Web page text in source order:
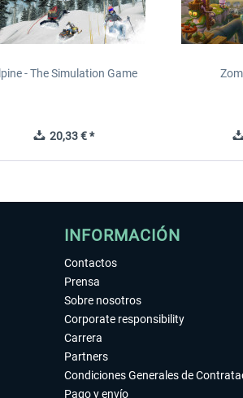
- The Simulation Game
20,33 € *
INFORMACIÓN
Contactos
Prensa
Sobre nosotros
Corporate responsibility
Carrera
Partners
Condiciones Generales de
Pago y envío